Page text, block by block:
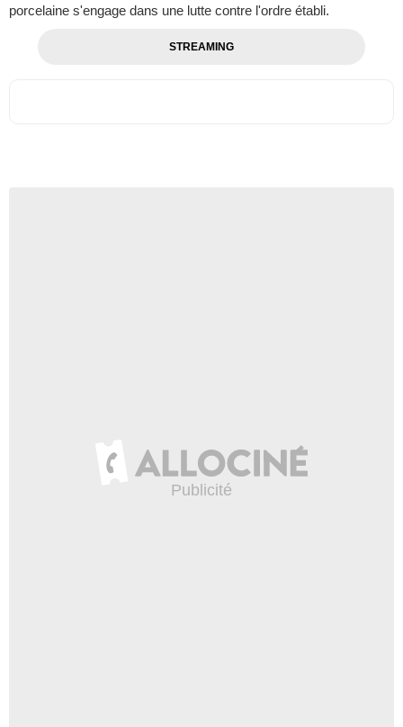
porcelaine s'engage dans une lutte contre l'ordre établi.
STREAMING